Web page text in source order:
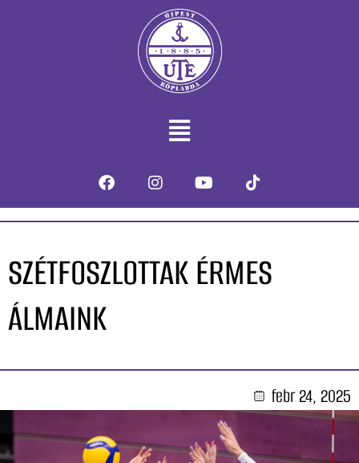
SZÉTFOSZLOTTAK ÉRMES
ÁLMAINK
febr 24, 2025